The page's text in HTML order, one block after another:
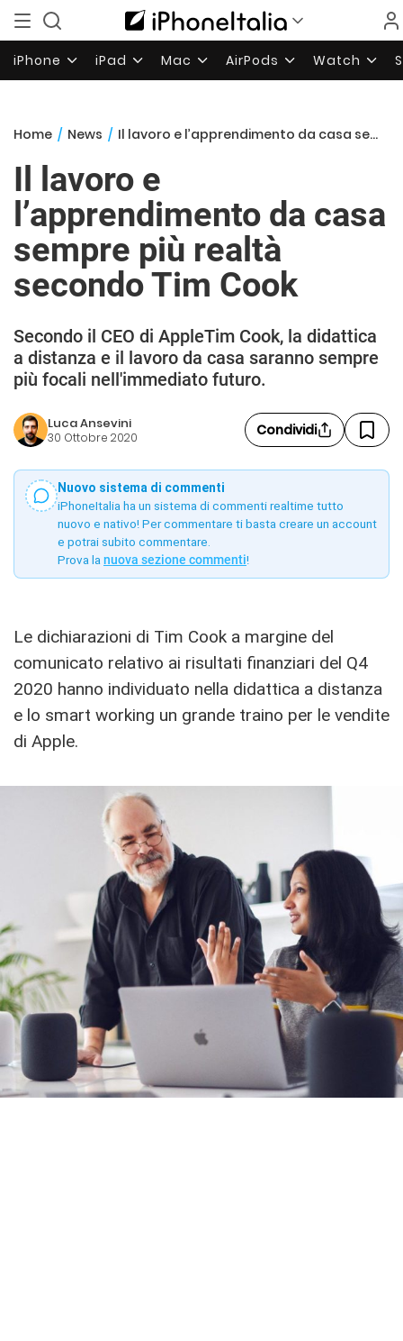
iPhone iPad Mac AirPods Watch
Home / News / Il lavoro e l’apprendimento da casa sempre più realtà secondo Tim Cook
Il lavoro e
l’apprendimento da casa
sempre più realtà
secondo Tim Cook
Secondo il CEO di AppleTim Cook, la didattica
a distanza e il lavoro da casa saranno sempre
più focali nell'immediato futuro.
Luca Ansevini
30 Ottobre 2020 Condividi
Nuovo sistema di commenti
iPhoneItalia ha un sistema di commenti realtime tutto
nuovo e nativo! Per commentare ti basta creare un account
e potrai subito commentare.
Prova la nuova sezione commenti!
Le dichiarazioni di Tim Cook a margine del
comunicato relativo ai risultati finanziari del Q4
2020 hanno individuato nella didattica a distanza
e lo smart working un grande traino per le vendite
di Apple.